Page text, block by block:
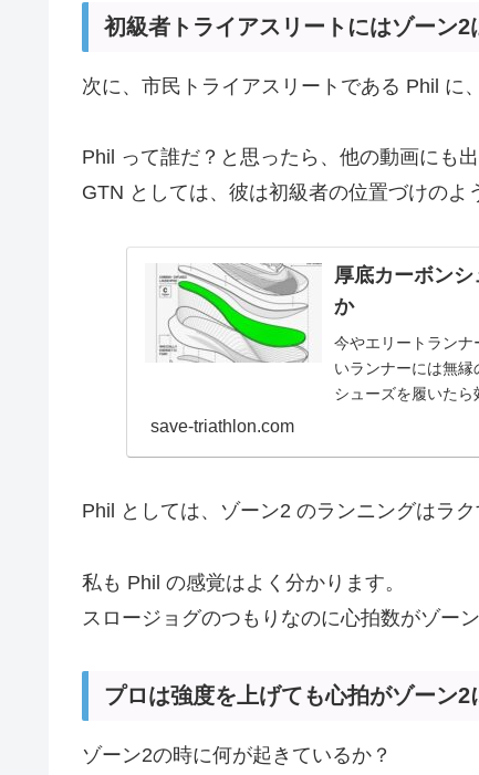
初級者トライアスリートにはゾーン2
次に、市民トライアスリートである Phil に
Phil って誰だ？と思ったら、他の動画にも
GTN としては、彼は初級者の位置づけのよ
厚底カーボン
か
今やエリートラン
いランナーには無
シューズを履いたら
save-triathlon.com
Phil としては、ゾーン2 のランニングはラ
私も Phil の感覚はよく分かります。
スロージョグのつもりなのに心拍数がゾー
プロは強度を上げても心拍がゾーン2
ゾーン2の時に何が起きているか？